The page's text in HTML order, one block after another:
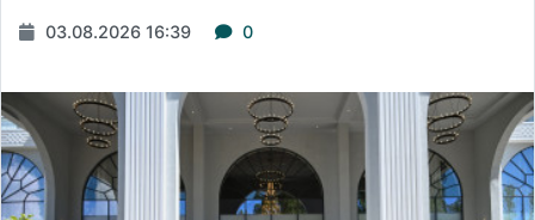
03.08.2026 16:39 0